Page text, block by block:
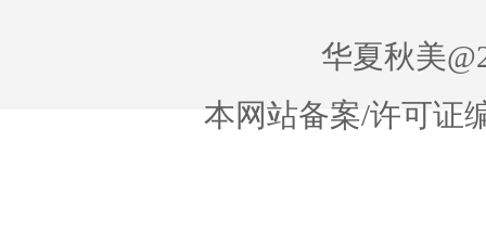
华夏秋美
本网站备案/许可证